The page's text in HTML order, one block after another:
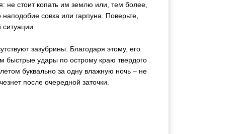
не стоит копать им землю или, тем более,
совка или гарпуна. Поверьте,
зазубрины. Благодаря этому, его
быстрые удары по острому краю твердого
буквально за одну влажную ночь – не
после очередной заточки.